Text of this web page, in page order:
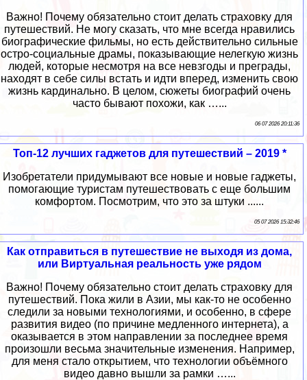
Важно! Почему обязательно стоит делать страховку для
путешествий. Не могу сказать, что мне всегда нравились
биографические фильмы, но есть действительно сильные
остро-социальные драмы, показывающие нелегкую жизнь
людей, которые несмотря на все невзгоды и преграды,
находят в себе силы встать и идти вперед, изменить свою
жизнь кардинально. В целом, сюжеты биографий очень
часто бывают похожи, как …...
06 07 2026 20:11:36
Топ-12 лучших гаджетов для путешествий – 2019 *
Изобретатели придумывают все новые и новые гаджеты,
помогающие туристам путешествовать с еще большим
комфортом. Посмотрим, что это за штуки ......
05 07 2026 15:32:46
Как отправиться в путешествие не выходя из дома,
или Виртуальная реальность уже рядом
Важно! Почему обязательно стоит делать страховку для
путешествий. Пока жили в Азии, мы как-то не особенно
следили за новыми технологиями, и особенно, в сфере
развития видео (по причине медленного интернета), а
оказывается в этом направлении за последнее время
произошли весьма значительные изменения. Например,
для меня стало открытием, что технологии объёмного
видео давно вышли за рамки …...